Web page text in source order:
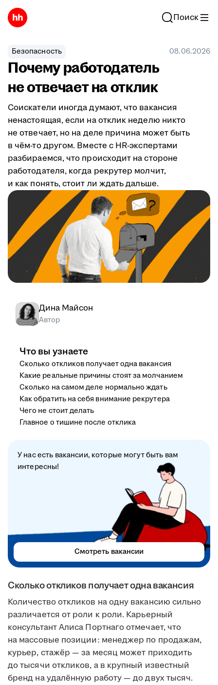
Поиск
Безопасность 08.06.2026
Почему работодатель
не отвечает на отклик
Соискатели иногда думают, что вакансия
ненастоящая, если на отклик неделю никто
не отвечает, но на деле причина может быть
в чём-то другом. Вместе с HR-экспертами
разбираемся, что происходит на стороне
работодателя, когда рекрутер молчит,
и как понять, стоит ли ждать дальше.
Сколько откликов получает одна вакансия
Количество откликов на одну вакансию сильно
различается от роли к роли. Карьерный
консультант Алиса Портнаго отмечает, что
на массовые позиции: менеджер по продажам,
курьер, стажёр — за месяц может приходить
до тысячи откликов, а в крупный известный
бренд на удалённую работу — до двух тысяч.
Дина Майсон
Автор
Что вы узнаете
Сколько откликов получает одна вакансия
Какие реальные причины стоят за молчанием
Сколько на самом деле нормально ждать
Как обратить на себя внимание рекрутера
Чего не стоит делать
Главное о тишине после отклика
У нас есть вакансии, которые могут быть вам
интересны!
Смотреть вакансии